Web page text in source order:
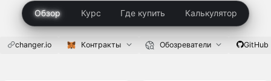
Обзор Курс Где купить Калькулятор
changer.io Контракты Обозреватели GitHub